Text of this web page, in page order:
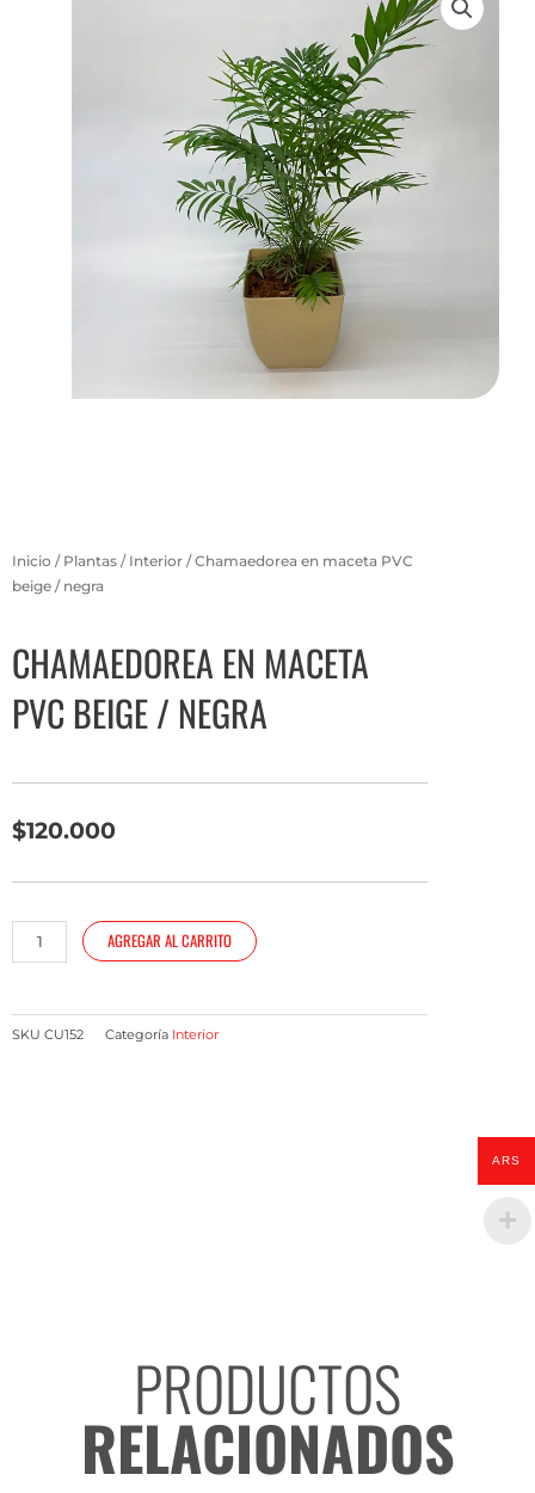
Inicio / Plantas / Interior / Chamaedorea en maceta PVC
beige / negra
CHAMAEDOREA EN MACETA
PVC BEIGE / NEGRA
$120.000
Chamaedorea
beige
AGREGAR AL CARRITO
SKU CU152 Categoría Interior
PRODUCTOS
RELACIONADOS
ARS